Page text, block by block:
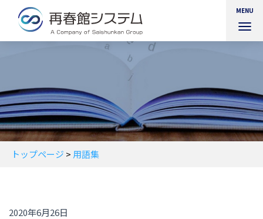
MENU
ョ
ン
を
切
り
トップページ > 用語集
2020年6月26日